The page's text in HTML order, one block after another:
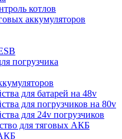
котлов
аккумуляторов
погрузчика
для батарей на 48v
для погрузчиков на 80v
для 24v погрузчиков
для тяговых АКБ